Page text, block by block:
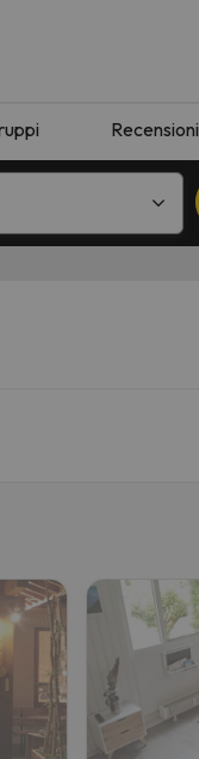
Recensioni